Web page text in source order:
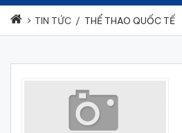
TIN TỨC / THỂ THAO QUỐC TẾ